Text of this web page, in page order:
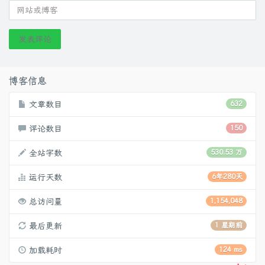
发表评论
博客信息
632
文章数目
150
评论数目
530.53 万
全站字数
6年280天
运行天数
1,154,048
总访问量
1 星期前
最后更新
124 ms
加载耗时